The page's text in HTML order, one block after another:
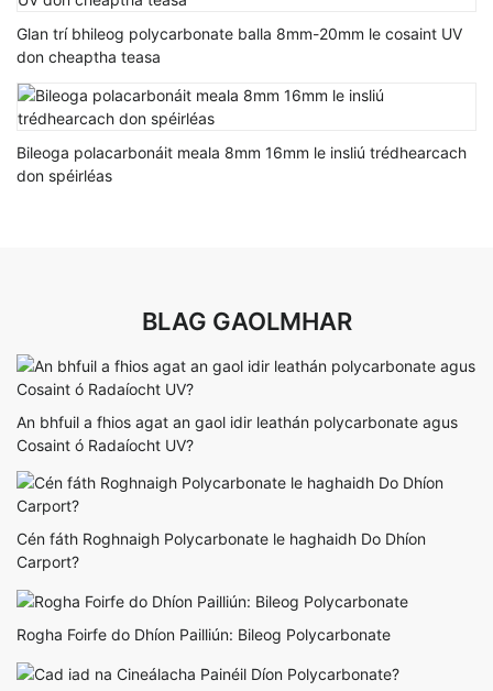
Glan trí bhileog polycarbonate balla 8mm-20mm le cosaint UV
don cheaptha teasa
Bileoga polacarbonáit meala 8mm 16mm le insliú trédhearcach
don spéirléas
BLAG GAOLMHAR
An bhfuil a fhios agat an gaol idir leathán polycarbonate agus
Cosaint ó Radaíocht UV?
Cén fáth Roghnaigh Polycarbonate le haghaidh Do Dhíon
Carport?
Rogha Foirfe do Dhíon Pailliún: Bileog Polycarbonate